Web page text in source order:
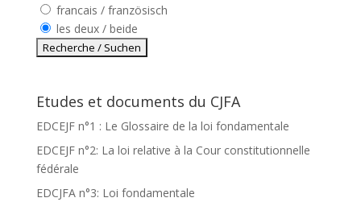
francais / französisch
les deux / beide
Etudes et documents du CJFA
EDCEJF n°1 : Le Glossaire de la loi fondamentale
EDCEJF n°2: La loi relative à la Cour constitutionnelle
fédérale
EDCJFA n°3: Loi fondamentale